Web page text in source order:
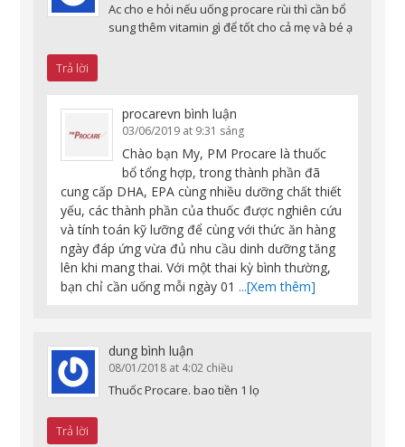
Ac cho e hỏi nếu uống procare rùi thì cần bổ
sung thêm vitamin gì để tốt cho cả mẹ và bé ạ
Trả lời
procarevn bình luận
03/06/2019 at 9:31 sáng
Chào bạn My, PM Procare là thuốc
bổ tổng hợp, trong thành phần đã
cung cấp DHA, EPA cùng nhiều dưỡng chất thiết
yếu, các thành phần của thuốc được nghiên cứu
và tính toán kỹ lưỡng để cùng với thức ăn hàng
ngày đáp ứng vừa đủ nhu cầu dinh dưỡng tăng
lên khi mang thai. Với một thai kỳ bình thường,
bạn chỉ cần uống mỗi ngày 01 ...[Xem thêm]
dung bình luận
08/01/2018 at 4:02 chiều
Thuốc Procare. bao tiền 1 lọ
Trả lời